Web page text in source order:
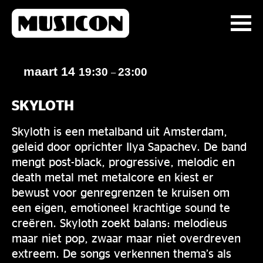
maart 14 19:30 –23:00
SKYLOTH
Skyloth is een metalband uit Amsterdam,
geleid door oprichter Ilya Sapachev. De band
mengt post-black, progressive, melodic en
death metal met metalcore en kiest er
bewust voor genregrenzen te kruisen om
een eigen, emotioneel krachtige sound te
creëren. Skyloth zoekt balans: melodieus
maar niet pop, zwaar maar niet overdreven
extreem. De songs verkennen thema’s als